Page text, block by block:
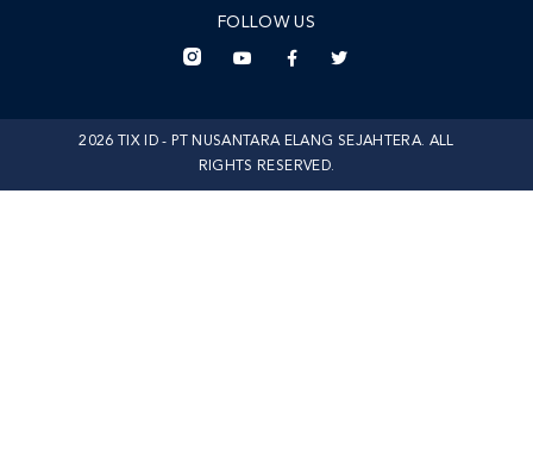
FOLLOW US
2026 TIX ID - PT NUSANTARA ELANG SEJAHTERA. ALL
RIGHTS RESERVED.